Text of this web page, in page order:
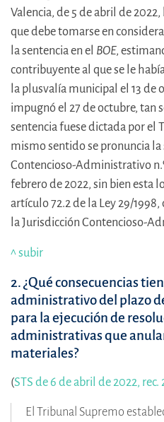
Valencia, de 5 de abril de
que debe tomarse en
la sentencia en el BOE,
contribuyente al que se le
la plusvalía municipal el 13 de
impugnó el 27 de octubre, tan
sentencia fuese dictada por el
mismo sentido se pronuncia
Contencioso-Administrativo
febrero de 2022, sin bien esta
artículo 72.2 de la Ley 29/
la Jurisdicción Contencioso-
^ subir
2. ¿Qué consecuencias
administrativo del plazo
para la ejecución de
administrativas que
materiales?
(STS de 6 de abril de 2022,
El Tribunal Supremo